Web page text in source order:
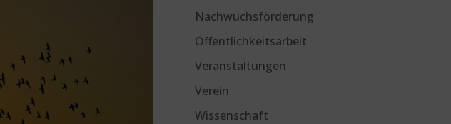
Nachwuchsförderung
Öffentlichkeitsarbeit
Veranstaltungen
Verein
Wissenschaft